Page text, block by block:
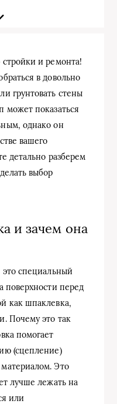
и ремонта!
в довольно
грунтовать стены
может показаться
однако он
вашего
детально разберем
выбор
и зачем она
специальный
поверхности перед
как шпаклевка,
Почему это так
помогает
(сцепление)
Это
лучше лежать на
или